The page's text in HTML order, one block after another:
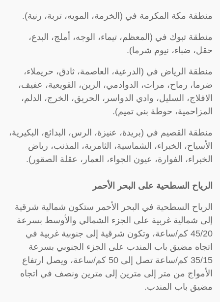
منطقة مكة المكرمة في (الخرمة، المويه، تربة، رنية).
منطقة تبوك في (المعظم، تيماء، الوجه، أملج، البدع،
حقل، ضباء، نيوم شرما).
منطقة الرياض في (الدرعية، العاصمة، ثادق، حريملاء،
ضرما، رماح، مرات، الدوادمي، الرين، القويعية، عفيف،
الافلاج، السليل، وادي الدواسر، الحريق، الخرج، الدلم،
المزاحمية، حوطة بني تميم).
منطقة القصيم في (بريدة، عنيزة، الرس، البدائع، البكيرية،
الأسياح، الخبراء، الشماسية، الثامرية، المذنب، رياض
الخبراء، الفوارة، عيون الجواء، العمار، عقلة الصقور).
الرياح السطحية على البحر الأحمر
الرياح السطحية في البحر الأحمر ستكون شمالية شرقية
إلى شمالية غربية على الجزء الشمالي والأوسط بسرعة
45/20 كم/ساعة، وتكون شرقية إلى جنوبية غربية في
اتجاه مضيق باب المندب على الجزء الجنوبي بسرعة
35/15 كم/ساعة تصل إلى 50 كم/ساعة، ويصل ارتفاع
الأمواج من متر إلى مترين إلى مترين ونصف في اتجاه
مضيق باب المندب.